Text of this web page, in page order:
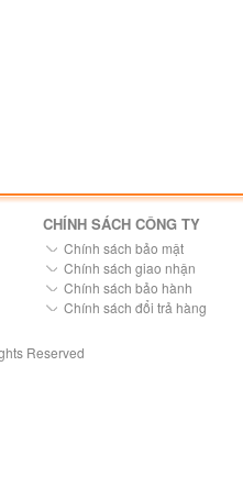
CHÍNH SÁCH CÔNG TY
Chính sách bảo mật
Chính sách giao nhận
Chính sách bảo hành
Chính sách đổi trả hàng
Reserved